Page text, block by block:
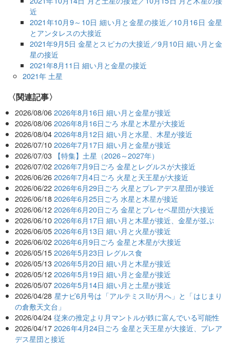
近
2021年10月9～10日 細い月と金星の接近／10月16日 金星
とアンタレスの大接近
2021年9月5日 金星とスピカの大接近／9月10日 細い月と金
星の接近
2021年8月11日 細い月と金星の接近
2021年 土星
関連記事
2026/08/06 2026年8月16日 細い月と金星が接近
2026/08/06 2026年8月16日ごろ 水星と木星が大接近
2026/08/04 2026年8月12日 細い月と水星、木星が接近
2026/07/10 2026年7月17日 細い月と金星が接近
2026/07/03 【特集】土星（2026～2027年）
2026/07/02 2026年7月9日ごろ 金星とレグルスが大接近
2026/06/26 2026年7月4日ごろ 火星と天王星が大接近
2026/06/22 2026年6月29日ごろ 火星とプレアデス星団が接近
2026/06/18 2026年6月25日ごろ 水星と木星が接近
2026/06/12 2026年6月20日ごろ 金星とプレセペ星団が大接近
2026/06/10 2026年6月17日 細い月と木星が接近、金星が並ぶ
2026/06/05 2026年6月13日 細い月と火星が接近
2026/06/02 2026年6月9日ごろ 金星と木星が大接近
2026/05/15 2026年5月23日 レグルス食
2026/05/13 2026年5月20日 細い月と木星が接近
2026/05/12 2026年5月19日 細い月と金星が接近
2026/05/07 2026年5月14日 細い月と土星が接近
2026/04/28 星ナビ6月号は「アルテミスIIが月へ」と「はじまり
の倉敷天文台」
2026/04/24 従来の推定より月マントルが鉄に富んでいる可能性
2026/04/17 2026年4月24日ごろ 金星と天王星が大接近、プレア
デス星団と接近